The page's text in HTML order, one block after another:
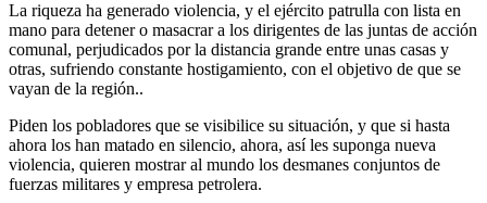
La riqueza ha generado violencia, y el ejército patrulla con lista en
mano para detener o masacrar a los dirigentes de las juntas de acción
comunal, perjudicados por la distancia grande entre unas casas y
otras, sufriendo constante hostigamiento, con el objetivo de que se
vayan de la región..
Piden los pobladores que se visibilice su situación, y que si hasta
ahora los han matado en silencio, ahora, así les suponga nueva
violencia, quieren mostrar al mundo los desmanes conjuntos de
fuerzas militares y empresa petrolera.